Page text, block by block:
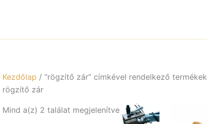
Kezdőlap / “rögzítő zár” címkével rendelkező termékek
rögzítő zár
Mind a(z) 2 találat megjelenítve